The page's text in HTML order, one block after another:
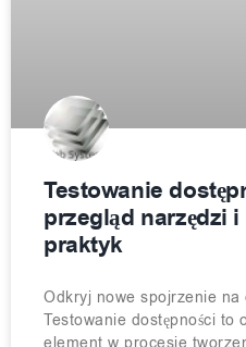
Testowanie
przegląd narzędzi
praktyk
Odkryj nowe spojrzenie na
Testowanie dostępności to
element w procesie